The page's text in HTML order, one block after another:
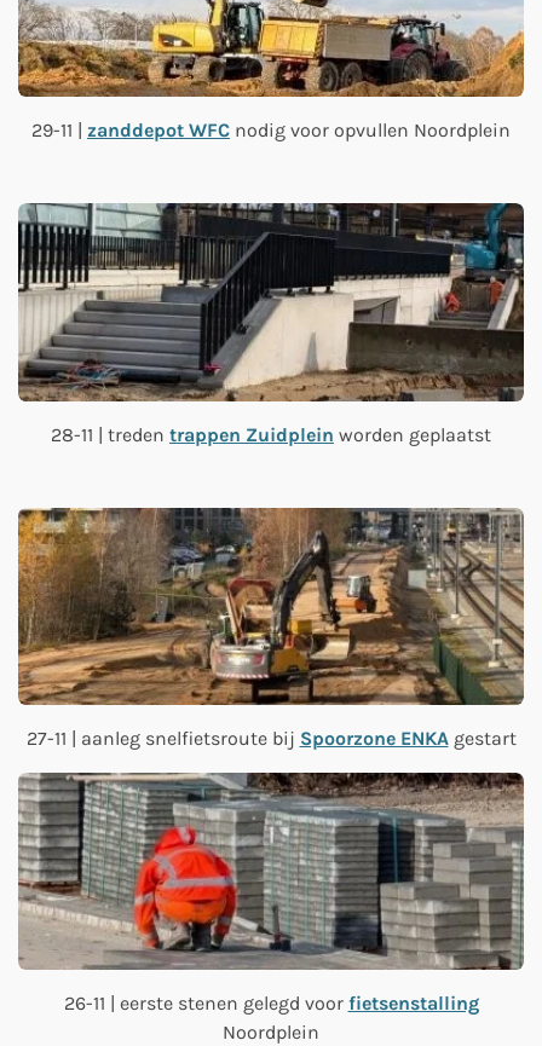
29-11 | zanddepot WFC nodig voor opvullen Noordplein
28-11 | treden trappen Zuidplein worden geplaatst
27-11 | aanleg snelfietsroute bij Spoorzone ENKA gestart
26-11 | eerste stenen gelegd voor fietsenstalling
Noordplein